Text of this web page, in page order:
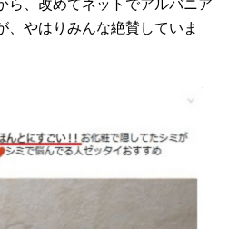
ら、改めてネットでアルバニア
、やはりみんな絶賛していま